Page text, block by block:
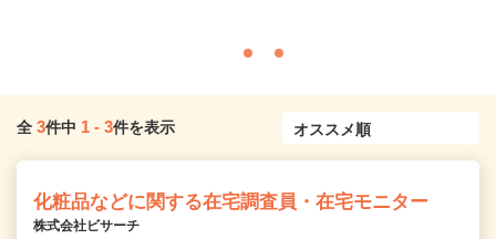
全 3件中 1 - 3件を表示
化粧品などに関する在宅調査員・在宅モニター
株式会社ビサーチ